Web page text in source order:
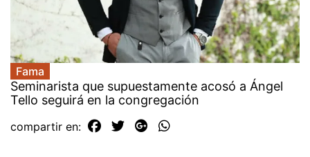
Fama
Seminarista que supuestamente acosó a Ángel
Tello seguirá en la congregación
compartir en: